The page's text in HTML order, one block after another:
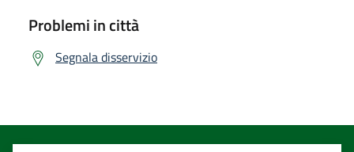
Problemi in città
Segnala disservizio